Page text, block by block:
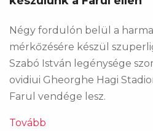
Négy fordulón belül a
mérkőzésére készül
Szabó István legénysége
ovidiui Gheorghe Hagi
Farul vendége lesz.
Tovább